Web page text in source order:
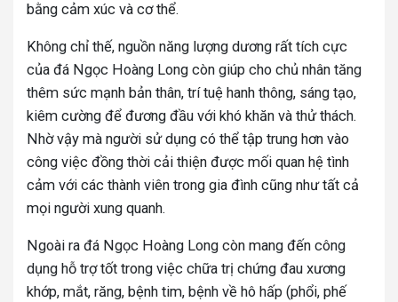
bằng cảm xúc và cơ thể.
Không chỉ thế, nguồn năng lượng dương rất tích cực
của đá Ngọc Hoàng Long còn giúp cho chủ nhân tăng
thêm sức mạnh bản thân, trí tuệ hanh thông, sáng tạo,
kiêm cường để đương đầu với khó khăn và thử thách.
Nhờ vậy mà người sử dụng có thể tập trung hơn vào
công việc đồng thời cải thiện được mối quan hệ tình
cảm với các thành viên trong gia đình cũng như tất cả
mọi người xung quanh.
Ngoài ra đá Ngọc Hoàng Long còn mang đến công
dụng hỗ trợ tốt trong việc chữa trị chứng đau xương
khớp, mắt, răng, bệnh tim, bệnh về hô hấp (phổi, phế